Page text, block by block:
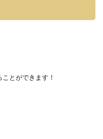
とができます！